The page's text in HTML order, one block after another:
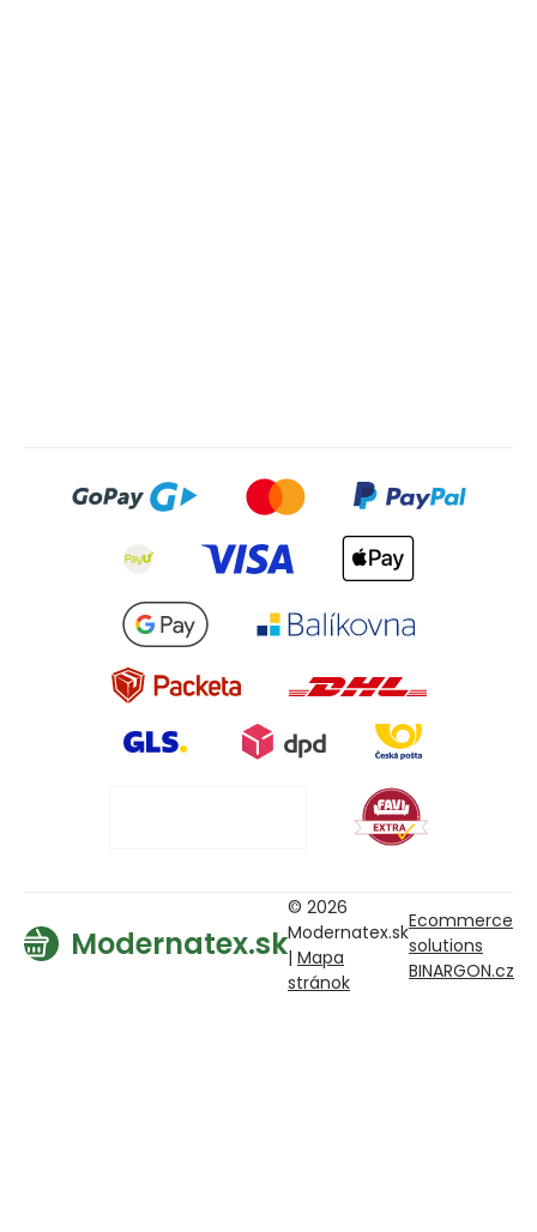
Modernatex.sk
© 2026
Modernatex.sk
| Mapa
stránok
Ecommerce
solutions
BINARGON.cz